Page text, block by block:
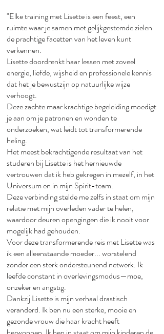
"Elke training met Lisette is een feest, een
ruimte waar je samen met gelijkgestemde zielen
de prachtige facetten van het leven kunt
verkennen.​
Lisette doordrenkt haar lessen met zoveel
energie, liefde, wijsheid en professionele kennis
dat het je bewustzijn op natuurlijke wijze
verhoogt.​
Deze zachte maar krachtige begeleiding moedigt
je aan om je patronen en wonden te
onderzoeken, wat leidt tot transformerende
heling.​
Het meest bekrachtigende resultaat van het
studeren bij Lisette is het hernieuwde
vertrouwen dat ik heb gekregen in mezelf, in het
Universum en in mijn Spirit-team.​
Deze verbinding stelde me zelfs in staat om mijn
relatie met mijn overleden vader te helen,
waardoor deuren opengingen die ik nooit voor
mogelijk had gehouden.​
Voor deze transformerende reis met Lisette was
ik een alleenstaande moeder... worstelend
zonder een sterk ondersteunend netwerk. Ik
leefde constant in overlevingsmodus—moe,
onzeker en angstig.​
Dankzij Lisette is mijn verhaal drastisch
veranderd. Ik ben nu een sterke, mooie en
gezonde vrouw die haar kracht heeft